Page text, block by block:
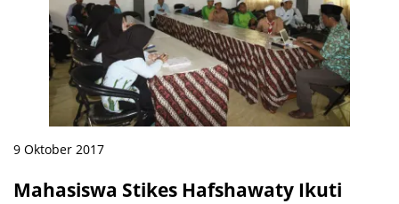
9 Oktober 2017
Mahasiswa Stikes Hafshawaty Ikuti